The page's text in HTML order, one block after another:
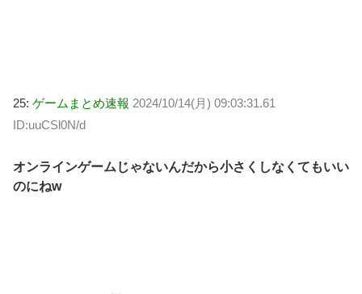
25: ゲームまとめ速報 2024/10/14(月) 09:03:31.61
ID:uuCSl0N/d
オンラインゲームじゃないんだから小さくしなくてもいい
のにねw